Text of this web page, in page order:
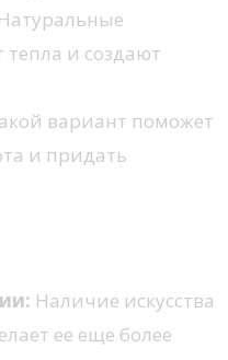
Натуральные
и создают
вариант поможет
и придать
Наличие искусства
ее еще более